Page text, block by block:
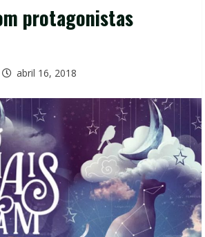
protagonistas
abril 16, 2018